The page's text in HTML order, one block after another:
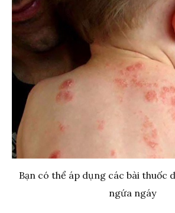
Bạn có thể áp dụng các bài thuốc
ngứa ngáy